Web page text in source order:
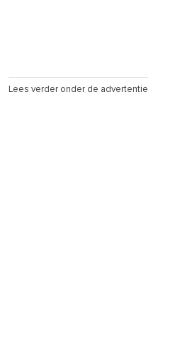
Lees verder onder de advertentie